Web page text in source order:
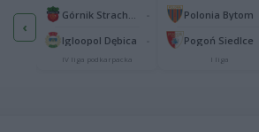
‹
65
25
Igloopol Dębica
IV liga podkarpacka
Polonia Bytom
Pogoń Siedlce
I liga